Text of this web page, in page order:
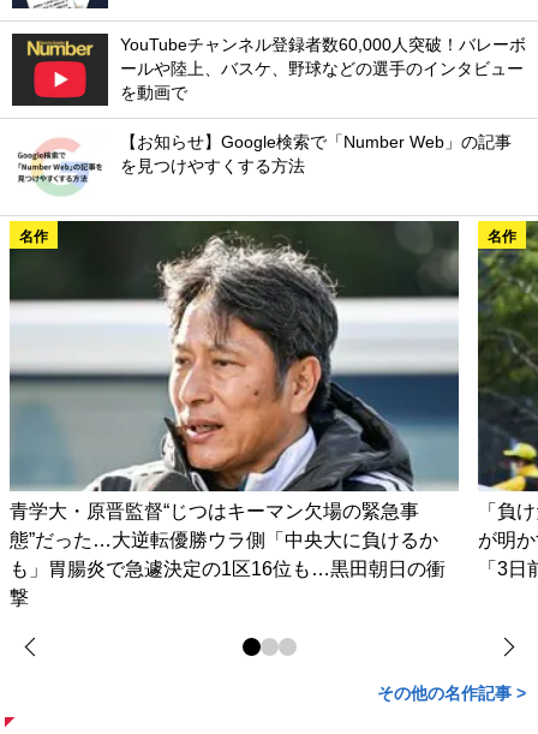
YouTubeチャンネル登録者数60,000人突破！バレーボ
ールや陸上、バスケ、野球などの選手のインタビュー
を動画で
【お知らせ】Google検索で「Number Web」の記事
を見つけやすくする方法
名作
青学大・原晋監督“じつはキーマン欠場の緊急事
態”だった…大逆転優勝ウラ側「中央大に負けるか
も」胃腸炎で急遽決定の1区16位も…黒田朝日の衝
撃
名作
「負
が明
「3
その他の名作記事 >